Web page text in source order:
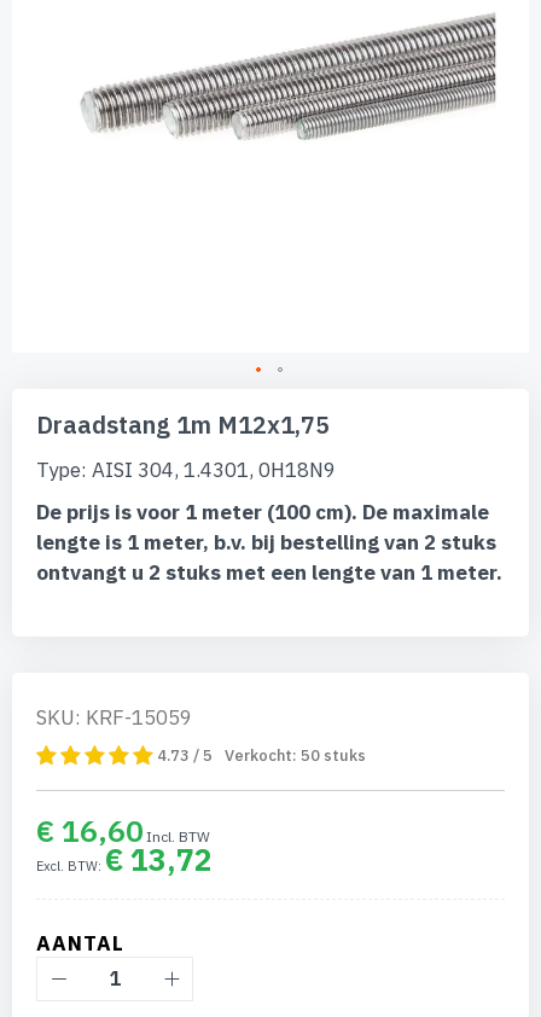
naar
begin
afbeeldingen-
gallerij
Draadstang 1m M12x1,75
Type: AISI 304, 1.4301, 0H18N9
De prijs is voor 1 meter (100 cm). De maximale
lengte is 1 meter, b.v. bij bestelling van 2 stuks
ontvangt u 2 stuks met een lengte van 1 meter.
SKU: KRF-15059
4.73 / 5 Verkocht: 50 stuks
€ 16,60
€ 13,72
AANTAL